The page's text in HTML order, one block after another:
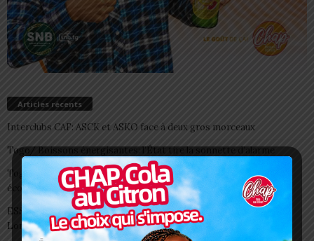
Articles récents
Interclubs CAF: ASCK et ASKO face à deux gros morceaux
Togo/ Boissons énergisantes: l’État tire la sonnette d’alarme
Togo/ Rentrée scolaire 2026-2027: consultez la liste officielle des
écoles autorisées
ESSAL 2026 : les admissibles convoqués pour la visite médicale à
Lomé